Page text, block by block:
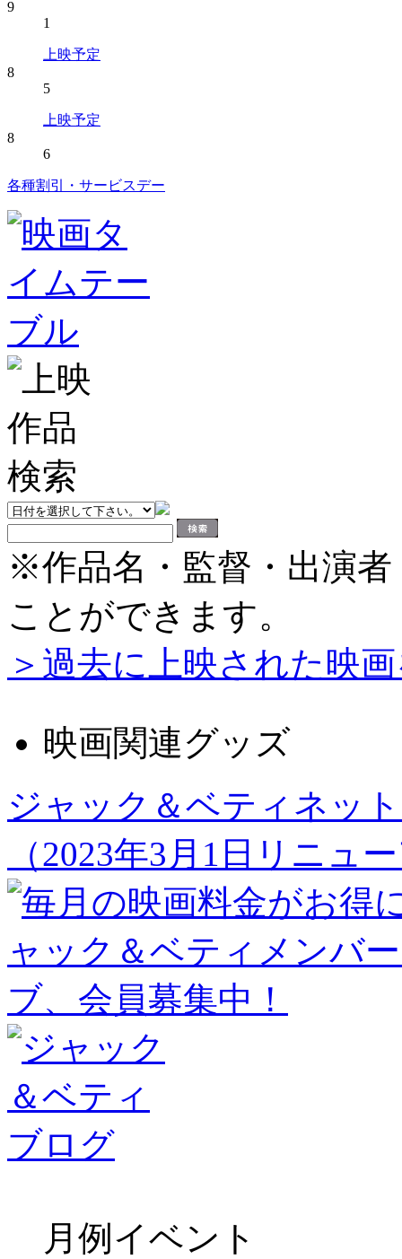
9
1
上映予定
8
5
上映予定
8
6
各種割引・サービスデー
※作品名・監督・出演
ことができます。
＞過去に上映された映
映画関連グッズ
ジャック＆ベティネッ
（2023年3月1日リニュ
月例イベント